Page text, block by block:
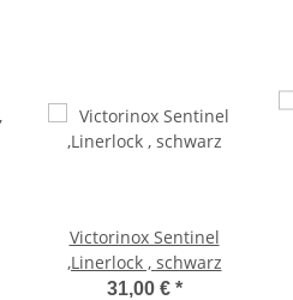
Victorinox Sentinel
,Linerlock , schwarz
31,00 € *